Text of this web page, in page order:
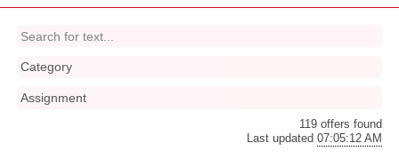
Category
Assignment
119 offers found
Last updated07:05:12 AM